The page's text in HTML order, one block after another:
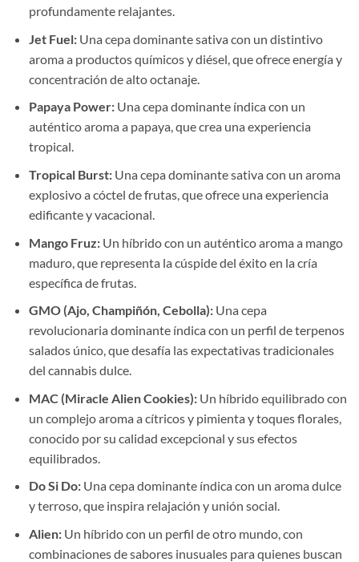
profundamente relajantes.
Jet Fuel:Una cepa dominante sativa con un distintivo
aroma a productos químicos y diésel, que ofrece energía y
concentración de alto octanaje.
Papaya Power:Una cepa dominante índica con un
auténtico aroma a papaya, que crea una experiencia
tropical.
Tropical Burst:Una cepa dominante sativa con un aroma
explosivo a cóctel de frutas, que ofrece una experiencia
edificante y vacacional.
Mango Fruz:Un híbrido con un auténtico aroma a mango
maduro, que representa la cúspide del éxito en la cría
específica de frutas.
GMO (Ajo, Champiñón, Cebolla):Una cepa
revolucionaria dominante índica con un perfil de terpenos
salados único, que desafía las expectativas tradicionales
del cannabis dulce.
MAC (Miracle Alien Cookies):Un híbrido equilibrado con
un complejo aroma a cítricos y pimienta y toques florales,
conocido por su calidad excepcional y sus efectos
equilibrados.
Do Si Do:Una cepa dominante índica con un aroma dulce
y terroso, que inspira relajación y unión social.
Alien:Un híbrido con un perfil de otro mundo, con
combinaciones de sabores inusuales para quienes buscan